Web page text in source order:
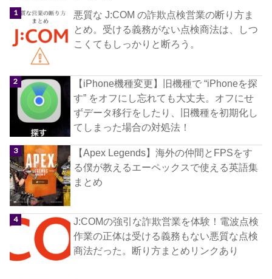
悪質な J:COM の詐欺点検営業の断り方ま
とめ。受ける義務がない点検商法は、しつ
こくてもしっかりと断ろう。
【iPhone機種変更】旧機種で “iPhoneを探
す” をオフにし忘れても大丈夫。オフにせ
ずデータ移行をしたり、旧機種を初期化し
てしまった場合の対処法！
【Apex Legends】海外の仲間とFPSをす
る僕が教えるエーペックスで使える英語集
まとめ
J:COMの強引な詐欺営業を体験！電波点検
作業の正体は受ける義務もない悪質な点検
商法だった。断り方まとめリンクあり